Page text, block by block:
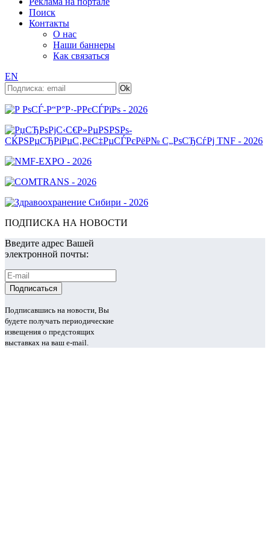
Поиск
Контакты
О нас
Наши баннеры
Как связаться
EN
ПОДПИСКА НА НОВОСТИ
Введите адрес Вашей
электронной почты:
Подписавшись на новости, Вы
будете получать периодические
извещения о предстоящих
выставках на ваш e-mail.